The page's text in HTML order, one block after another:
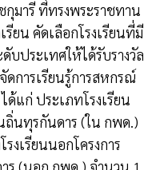
กุมารี ที่ทรงพระราชทาน
ยน คัดเลือกโรงเรียนที่มี
บประเทศให้ได้รับรางวัล
การเรียนรู้การสหกรณ์
ด้แก่ ประเภทโรงเรียน
ถิ่นทุรกันดาร (ใน กพด.)
งเรียนนอกโครงการ